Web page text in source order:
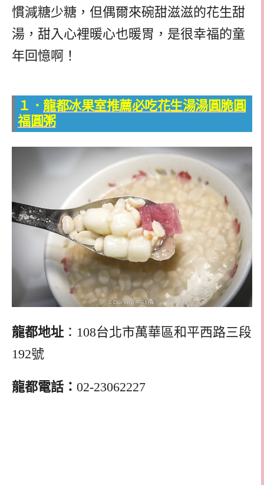
慣減糖少糖，但偶爾來碗甜滋滋的花生甜
湯，甜入心裡暖心也暖胃，是很幸福的童
年回憶啊！
１． 龍都冰果室推薦必吃花生湯湯圓脆圓
福圓粥
龍都地址 ：108台北市萬華區和平西路三段
192號
龍都電話： 02-23062227